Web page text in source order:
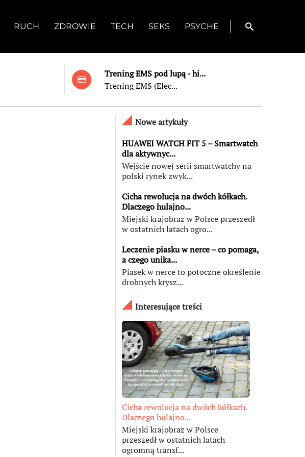
RUCH ZDROWIE TECH SEKS PSYCHE
Trening EMS pod lupą - hi...
Trening EMS (Elec...
Nowe artykuły
HUAWEI WATCH FIT 5 – Smartwatch
dla aktywnyc...
Wejście nowej serii smartwatchy na
polski rynek zwyk...
Cicha rewolucja na dwóch kółkach.
Dlaczego hulajno...
Miejski krajobraz w Polsce przeszedł
w ostatnich latach ogro...
Leczenie piasku w nerce – co pomaga,
a czego unika...
Piasek w nerce to potoczne określenie
drobnych krysz...
Interesujące treści
Cicha rewolucja na dwóch kółkach.
Dlaczego hulajno...
Miejski krajobraz w Polsce
przeszedł w ostatnich latach
ogromną transf...